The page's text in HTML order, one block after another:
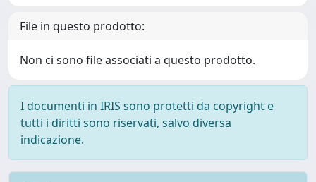
File in questo prodotto:
Non ci sono file associati a questo prodotto.
I documenti in IRIS sono protetti da copyright e
tutti i diritti sono riservati, salvo diversa
indicazione.